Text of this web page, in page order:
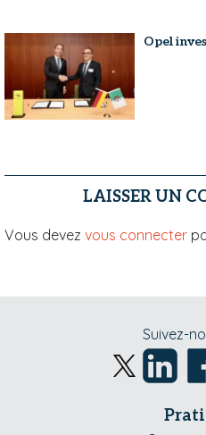
Opel
LAISSER UN
Vous devez vous connecter
Suivez-